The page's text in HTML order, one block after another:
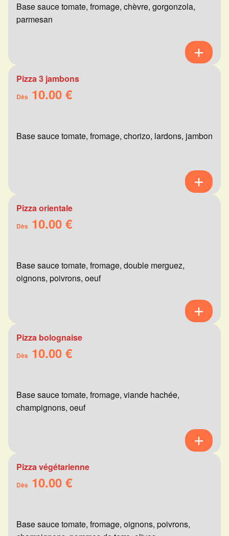
Base sauce tomate, fromage, chèvre, gorgonzola,
parmesan
Pizza 3 jambons
Dès 10.00 €
Base sauce tomate, fromage, chorizo, lardons, jambon
Pizza orientale
Dès 10.00 €
Base sauce tomate, fromage, double merguez,
oignons, poivrons, oeuf
Pizza bolognaise
Dès 10.00 €
Base sauce tomate, fromage, viande hachée,
champignons, oeuf
Pizza végétarienne
Dès 10.00 €
Base sauce tomate, fromage, oignons, poivrons,